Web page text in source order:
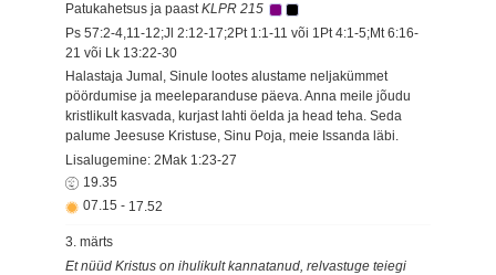
Patukahetsus ja paastKLPR 215
Ps 57:2-4,11-12;Jl 2:12-17;2Pt 1:1-11 või 1Pt 4:1-5;Mt 6:16-
21 või Lk 13:22-30
Halastaja Jumal, Sinule lootes alustame neljakümmet
pöördumise ja meeleparanduse päeva. Anna meile jõudu
kristlikult kasvada, kurjast lahti öelda ja head teha. Seda
palume Jeesuse Kristuse, Sinu Poja, meie Issanda läbi.
Lisalugemine: 2Mak 1:23-27
19.35
07.15 - 17.52
3. märts
Et nüüd Kristus on ihulikult kannatanud, relvastuge teiegi